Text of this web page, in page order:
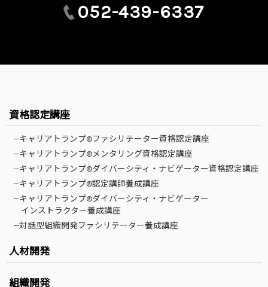
052-439-6337
資格認定講座
—キャリアトランプ®ファシリテーター資格認定講座
—キャリアトランプ®メンタリング資格認定講座
—キャリアトランプ®ダイバーシティ・ナビゲーター資格認定講座
—キャリアトランプ®認定講師養成講座
—キャリアトランプ®ダイバーシティ・ナビゲーター
インストラクター養成講座
—対話型組織開発ファシリテーター養成講座
人材開発
組織開発